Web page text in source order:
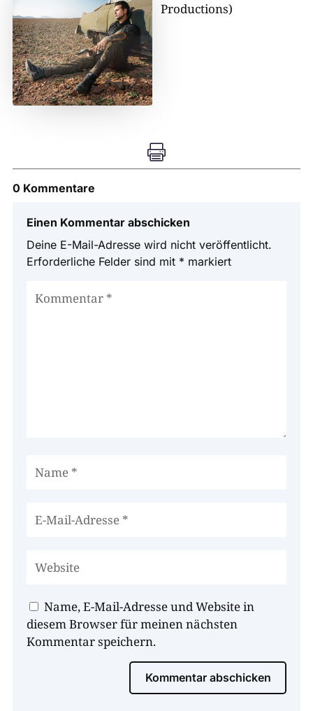
Productions)

0 Kommentare
Einen Kommentar abschicken
Deine E-Mail-Adresse wird nicht veröffentlicht.
Erforderliche Felder sind mit * markiert
Name, E-Mail-Adresse und Website in
diesem Browser für meinen nächsten
Kommentar speichern.
Kommentar abschicken